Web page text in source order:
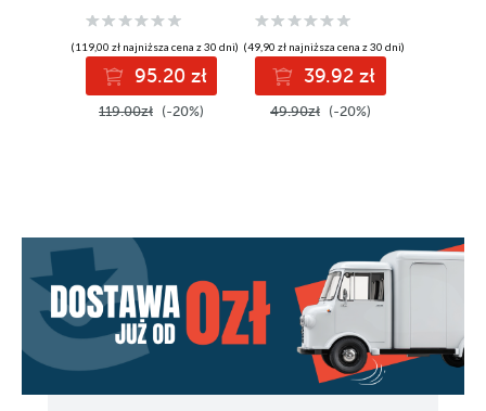
(119,00 zł najniższa cena z 30 dni)
95.20 zł
119.00zł (-20%)
samorządowych -
odpowiedzi na
pytania
Czytelników
(49,90 zł najniższa cena z 30 dni)
39.92 zł
49.90zł (-20%)